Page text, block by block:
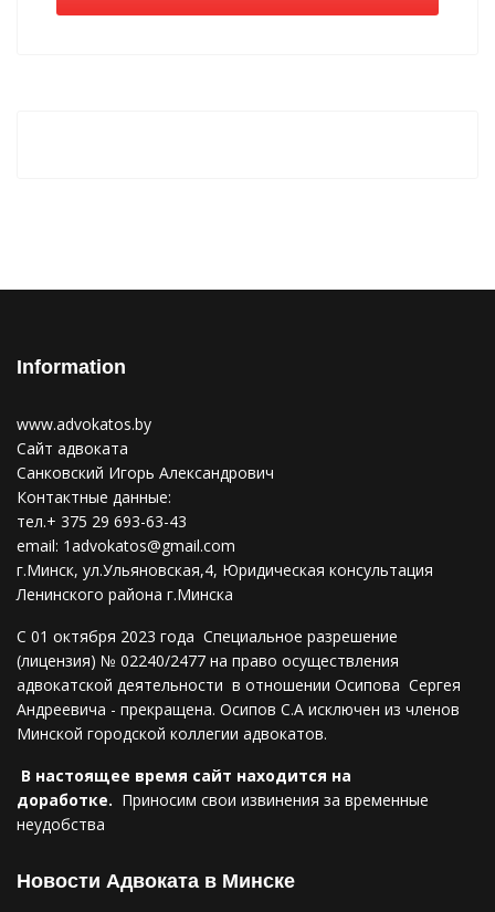
Information
www.advokatos.by
Сайт адвоката
Санковский Игорь Александрович
Контактные данные:
тел.+ 375 29 693-63-43
email: 1advokatos@gmail.com
г.Минск, ул.Ульяновская,4, Юридическая консультация
Ленинского района г.Минска
С 01 октября 2023 года Специальное разрешение
(лицензия) № 02240/2477 на право осуществления
адвокатской деятельности в отношении Осипова Сергея
Андреевича - прекращена. Осипов С.А исключен из членов
Минской городской коллегии адвокатов.
В настоящее время сайт находится на
доработке. Приносим свои извинения за временные
неудобства
Новости Адвоката в Минске